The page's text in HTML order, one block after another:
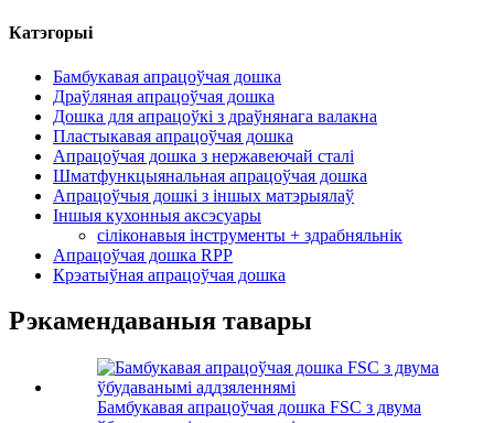
Катэгорыі
Бамбукавая апрацоўчая дошка
Драўляная апрацоўчая дошка
Дошка для апрацоўкі з драўнянага валакна
Пластыкавая апрацоўчая дошка
Апрацоўчая дошка з нержавеючай сталі
Шматфункцыянальная апрацоўчая дошка
Апрацоўчыя дошкі з іншых матэрыялаў
Іншыя кухонныя аксэсуары
сіліконавыя інструменты + здрабняльнік
Апрацоўчая дошка RPP
Крэатыўная апрацоўчая дошка
Рэкамендаваныя тавары
Бамбукавая апрацоўчая дошка FSC з двума